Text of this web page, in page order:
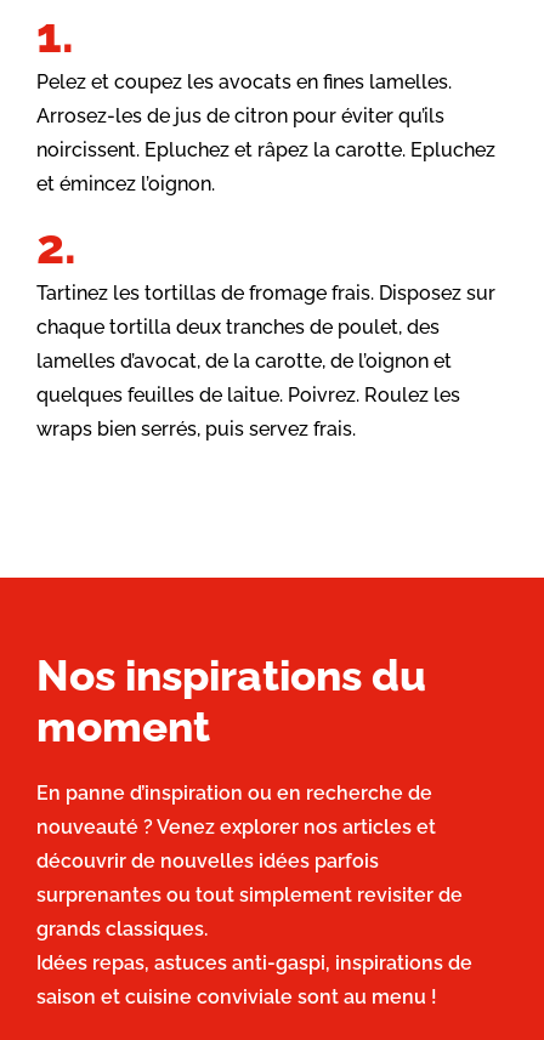
Pelez et coupez les avocats en fines lamelles.
Arrosez-les de jus de citron pour éviter qu’ils
noircissent. Epluchez et râpez la carotte. Epluchez
et émincez l’oignon.
Tartinez les tortillas de fromage frais. Disposez sur
chaque tortilla deux tranches de poulet, des
lamelles d’avocat, de la carotte, de l’oignon et
quelques feuilles de laitue. Poivrez. Roulez les
wraps bien serrés, puis servez frais.
Nos inspirations du
moment
En panne d’inspiration ou en recherche de
nouveauté ? Venez explorer nos articles et
découvrir de nouvelles idées parfois
surprenantes ou tout simplement revisiter de
grands classiques.
Idées repas, astuces anti-gaspi, inspirations de
saison et cuisine conviviale sont au menu !